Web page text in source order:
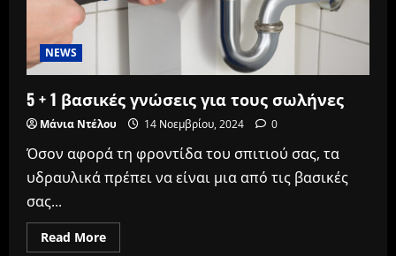
NEWS
5 + 1 βασικές γνώσεις για τους σωλήνες
Μάνια Ντέλου 14 Νοεμβρίου, 2024 0
Όσον αφορά τη φροντίδα του σπιτιού σας, τα
υδραυλικά πρέπει να είναι μια από τις βασικές
σας...
Read MoreRead
more